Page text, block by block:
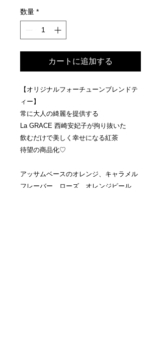
数量 *
カートに追加する
【オリジナルフォーチューンブレンドテ
ィー】
常に大人の綺麗を提供する
La GRACE 西崎安妃子が拘り抜いた
飲むだけで美しく幸せになる紅茶
待望の商品化♡
アッサムベースのオレンジ、キャラメル
フレーバー、ローズ、オレンジピール、